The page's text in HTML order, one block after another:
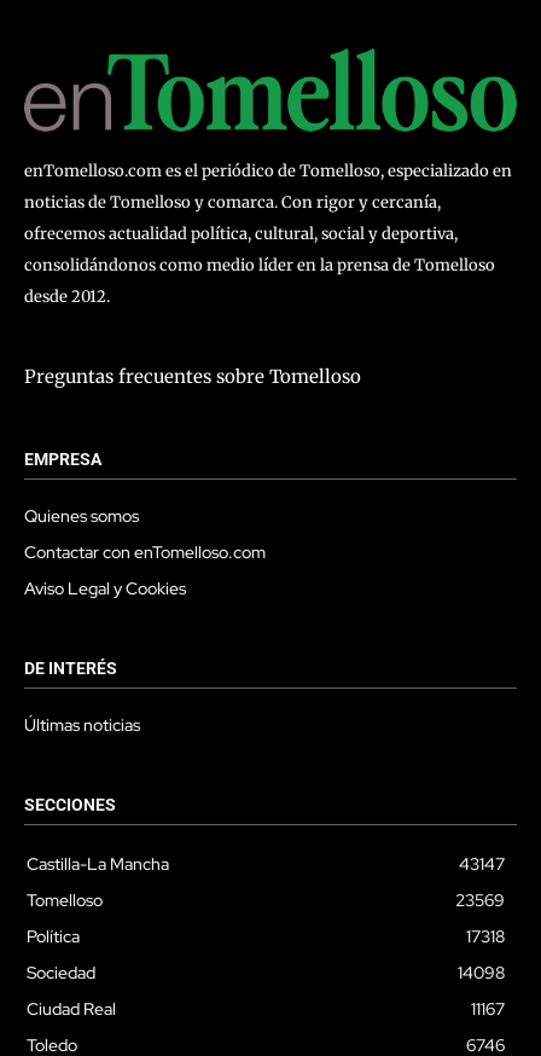
enTomelloso.com es el periódico de Tomelloso, especializado en
noticias de Tomelloso y comarca. Con rigor y cercanía,
ofrecemos actualidad política, cultural, social y deportiva,
consolidándonos como medio líder en la prensa de Tomelloso
desde 2012.
Preguntas frecuentes sobre Tomelloso
EMPRESA
Quienes somos
Contactar con enTomelloso.com
Aviso Legal y Cookies
DE INTERÉS
Últimas noticias
SECCIONES
Castilla-La Mancha
43147
Tomelloso
23569
Política
17318
Sociedad
14098
Ciudad Real
11167
Toledo
6746